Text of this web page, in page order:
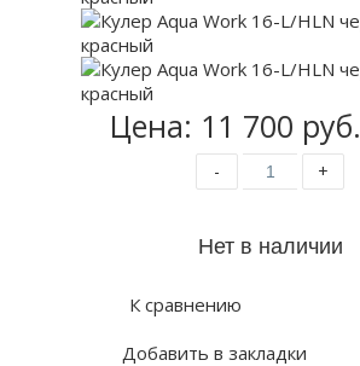
Цена: 11 700 руб.
- +
К сравнению
Добавить в закладки